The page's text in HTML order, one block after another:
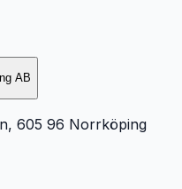
AB
605 96 Norrköping